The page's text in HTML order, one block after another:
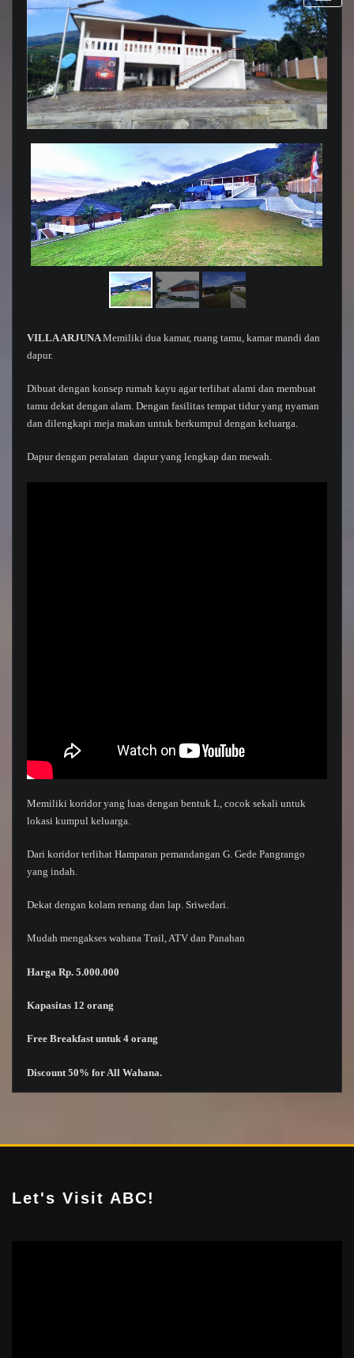
VILLA ARJUNAMemiliki dua kamar, ruang tamu, kamar mandi dan
dapur.
Dibuat dengan konsep rumah kayu agar terlihat alami dan membuat
tamu dekat dengan alam. Dengan fasilitas tempat tidur yang nyaman
dan dilengkapi meja makan untuk berkumpul dengan keluarga.
Dapur dengan peralatan dapur yang lengkap dan mewah.
Memiliki koridor yang luas dengan bentuk L, cocok sekali untuk
lokasi kumpul keluarga.
Dari koridor terlihat Hamparan pemandangan G. Gede Pangrango
yang indah.
Dekat dengan kolam renang dan lap. Sriwedari.
Mudah mengakses wahana Trail, ATV dan Panahan
Harga Rp. 5.000.000
Kapasitas12 orang
Free Breakfastuntuk4 orang
Discount 50% for All Wahana.
Let's Visit ABC!